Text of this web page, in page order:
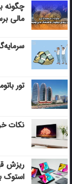
چگونه
مالی
تور
نکات
ریزش
استوک